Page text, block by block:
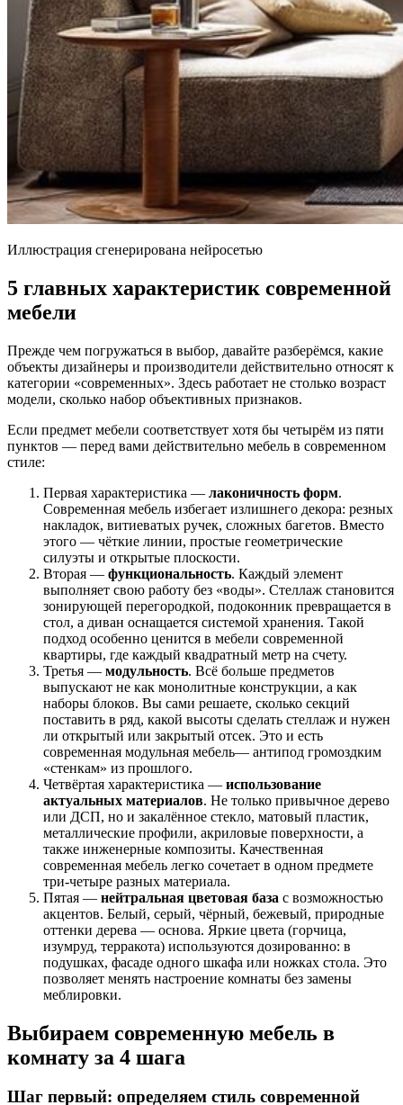
Иллюстрация сгенерирована нейросетью
5 главных характеристик современной
мебели
Прежде чем погружаться в выбор, давайте разберёмся, какие
объекты дизайнеры и производители действительно относят к
категории «современных». Здесь работает не столько возраст
модели, сколько набор объективных признаков.
Если предмет мебели соответствует хотя бы четырём из пяти
пунктов — перед вами действительно мебель в современном
стиле:
Первая характеристика — лаконичность форм.
Современная мебель избегает излишнего декора: резных
накладок, витиеватых ручек, сложных багетов. Вместо
этого — чёткие линии, простые геометрические
силуэты и открытые плоскости.
Вторая — функциональность. Каждый элемент
выполняет свою работу без «воды». Стеллаж становится
зонирующей перегородкой, подоконник превращается в
стол, а диван оснащается системой хранения. Такой
подход особенно ценится в мебели современной
квартиры, где каждый квадратный метр на счету.
Третья — модульность. Всё больше предметов
выпускают не как монолитные конструкции, а как
наборы блоков. Вы сами решаете, сколько секций
поставить в ряд, какой высоты сделать стеллаж и нужен
ли открытый или закрытый отсек. Это и есть
современная модульная мебель— антипод громоздким
«стенкам» из прошлого.
Четвёртая характеристика — использование
актуальных материалов. Не только привычное дерево
или ДСП, но и закалённое стекло, матовый пластик,
металлические профили, акриловые поверхности, а
также инженерные композиты. Качественная
современная мебель легко сочетает в одном предмете
три-четыре разных материала.
Пятая — нейтральная цветовая база с возможностью
акцентов. Белый, серый, чёрный, бежевый, природные
оттенки дерева — основа. Яркие цвета (горчица,
изумруд, терракота) используются дозированно: в
подушках, фасаде одного шкафа или ножках стола. Это
позволяет менять настроение комнаты без замены
меблировки.
Выбираем современную мебель в
комнату за 4 шага
Шаг первый: определяем стиль современной